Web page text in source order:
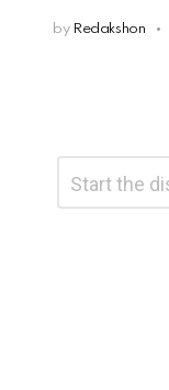
by Redakshon
Reply